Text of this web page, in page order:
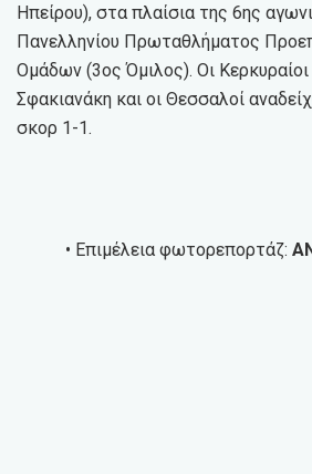
Ηπείρου), στα πλαίσια της 6ης
Πανελληνίου Πρωταθλήματος
Ομάδων (3ος Όμιλος). Οι Κερκυραίοι
Σφακιανάκη και οι Θεσσαλοί
σκορ 1-1.
• Επιμέλεια φωτορεπορτάζ: